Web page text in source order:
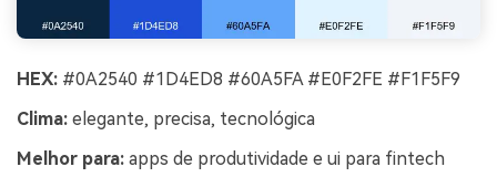
HEX: #0A2540 #1D4ED8 #60A5FA #E0F2FE #F1F5F9
Clima: elegante, precisa, tecnológica
Melhor para: apps de produtividade e ui para fintech